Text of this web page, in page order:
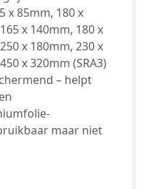
x 85mm, 180 x
x 140mm, 180 x
x 180mm, 230 x
x 320mm (SRA3)
– helpt
maar niet